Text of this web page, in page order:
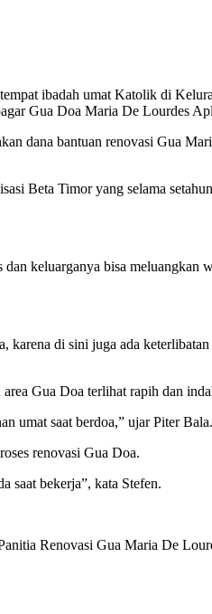
ibadah umat Katolik di
Gua Doa Maria De Lourdes
dana bantuan renovasi Gua
Beta Timor yang selama
keluarganya bisa meluangkan
di sini juga ada
Gua Doa terlihat rapih dan
umat saat berdoa,” ujar Piter Bala.
renovasi Gua Doa.
saat bekerja”, kata Stefen.
Renovasi Gua Maria De